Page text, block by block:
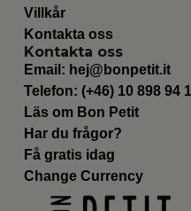
Villkår
Kontakta oss
Kontakta oss
Email: hej@bonpetit.it
Telefon: (+46) 10 898 94
Läs om Bon Petit
Har du frågor?
Få gratis idag
Change Currency